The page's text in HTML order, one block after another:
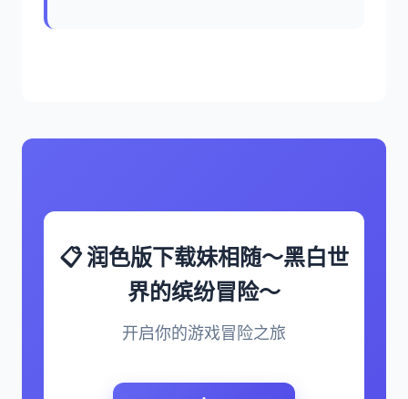
📋 润色版下载妹相随～黑白世
界的缤纷冒险～
开启你的游戏冒险之旅